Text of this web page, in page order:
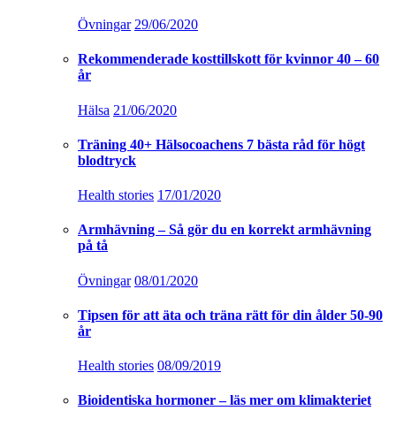
Övningar 29/06/2020
Rekommenderade kosttillskott för kvinnor 40 – 60
år
Hälsa 21/06/2020
Träning 40+ Hälsocoachens 7 bästa råd för högt
blodtryck
Health stories 17/01/2020
Armhävning – Så gör du en korrekt armhävning
på tå
Övningar 08/01/2020
Tipsen för att äta och träna rätt för din ålder 50-90
år
Health stories 08/09/2019
Bioidentiska hormoner – läs mer om klimakteriet